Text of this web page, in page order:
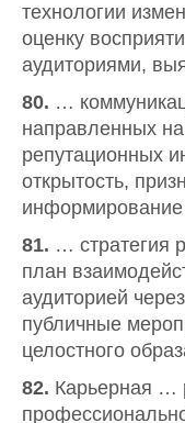
технологии
оценку
аудиториями,
80. …
направленных
репутационных
открытость,
81. … стратегия
план
аудиторией
публичные
целостного
82. Карьерная …